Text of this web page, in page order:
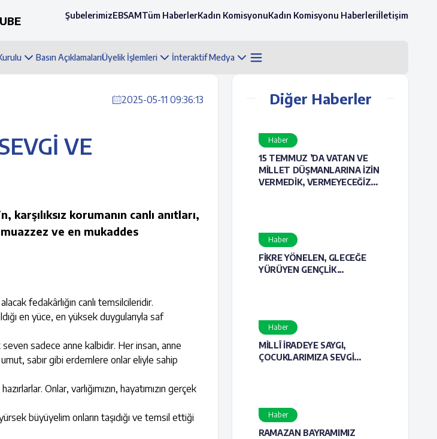
ŞubelerimizEBSAMTüm HaberlerKadın KomisyonuKadın Komisyonu Haberleriİletişim
Basın AçıklamalarıÜyelik İşlemleri İnteraktif Medya
2025-05-11 09:36:13
VE
korumanın canlı anıtları,
ve en mukaddes
fedakârlığın canlı temsilcileridir.
en yüce, en yüksek duygularıyla saf
seven sadece anne kalbidir. Her insan, anne
sabır gibi erdemlere onlar eliyle sahip
Onlar, varlığımızın, hayatımızın gerçek
büyüyelim onların taşıdığı ve temsil ettiği
Diğer Haberler
Haber
15 TEMMUZ ’DA VATAN VE
MİLLET DÜŞMANLARINA İZİN
VERMEDİK, VERMEYECEĞİZ...
Haber
FİKRE YÖNELEN, GLECEĞE
YÜRÜYEN GENÇLİK...
Haber
MİLLÎ İRADEYE SAYGI,
ÇOCUKLARIMIZA SEVGİ...
Haber
RAMAZAN BAYRAMIMIZ